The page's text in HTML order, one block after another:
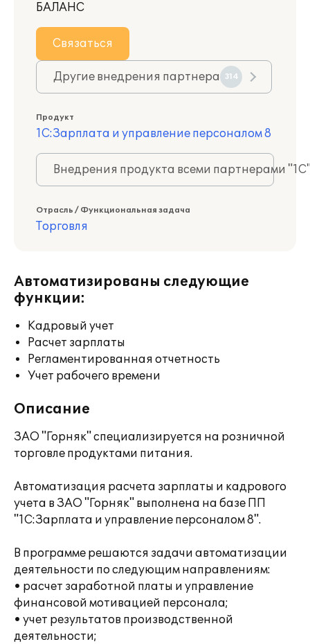
БАЛАНС
Связаться
Другие внедрения партнера 314
Продукт
1С:Зарплата и управление персоналом 8
Внедрения продукта всеми партнерами
Отрасль / Функциональная задача
Торговля
Автоматизированы следующие
функции:
Кадровый учет
Расчет зарплаты
Регламентированная отчетность
Учет рабочего времени
Описание
ЗАО "Горняк" специализируется на розничной
торговле продуктами питания.
Автоматизация расчета зарплаты и кадрового
учета в ЗАО "Горняк" выполнена на базе ПП
"1С:Зарплата и управление персоналом 8".
В программе решаются задачи автоматизации
деятельности по следующим направлениям:
• расчет заработной платы и управление
финансовой мотивацией персонала;
• учет результатов производственной
деятельности;